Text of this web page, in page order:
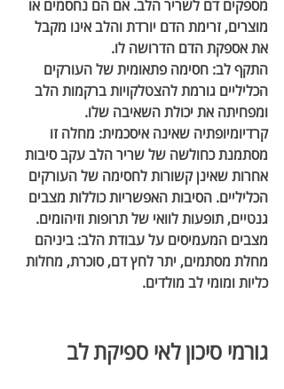
מספקים דם לשריר הלב. אם הם נחסמים או
מוצרים, זרימת הדם יורדת והלב אינו מקבל
את אספקת הדם הדרושה לו.
התקף לב: חסימה פתאומית של העורקים
הכליליים גורמת להצטלקויות ברקמות הלב
ומפחיתה את יכולת השאיבה שלו.
קרדיומיופתיה שאינה איסכמית: מחלה זו
מסתמנת כחולשה של שריר הלב עקב סיבות
אחרות שאינן קשורות לחסימה של העורקים
הכליליים. הסיבות האפשריות כוללות מצבים
גנטיים, תופעות לוואי של תרופות וזיהומים.
מצבים המעמיסים על עבודת הלב: ביניהם
מחלת מסתמים, יתר לחץ דם, סוכרת, מחלות
כליות ומומי לב מולדים.
גורמי סיכון לאי ספיקת לב